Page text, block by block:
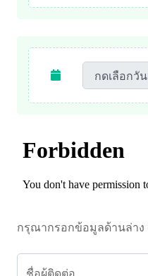
กรุณากรอกข้อมูลด้านล่าง